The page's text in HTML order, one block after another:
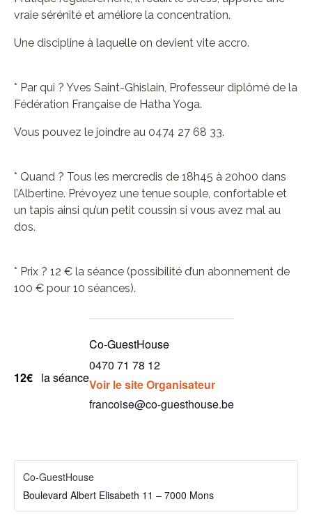
vraie sérénité et améliore la concentration.
Une discipline à laquelle on devient vite accro.
* Par qui ? Yves Saint-Ghislain, Professeur diplômé de la
Fédération Française de Hatha Yoga.
Vous pouvez le joindre au 0474 27 68 33.
* Quand ? Tous les mercredis de 18h45 à 20h00 dans
l’Albertine. Prévoyez une tenue souple, confortable et
un tapis ainsi qu’un petit coussin si vous avez mal au
dos.
* Prix ? 12 € la séance (possibilité d’un abonnement de
100 € pour 10 séances).
12€ la séance
Co-GuestHouse
0470 71 78 12
Voir le site Organisateur
francoise@co-guesthouse.be
Co-GuestHouse
Boulevard Albert Elisabeth 11 – 7000 Mons